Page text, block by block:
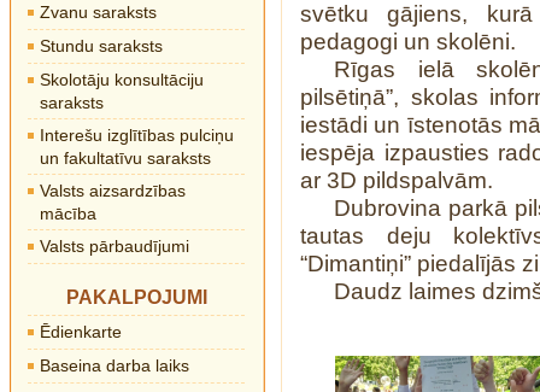
Zvanu saraksts
Stundu saraksts
Skolotāju konsultāciju
saraksts
Interešu izglītības pulciņu
un fakultatīvu saraksts
Valsts aizsardzības
mācība
Valsts pārbaudījumi
PAKALPOJUMI
Ēdienkarte
Baseina darba laiks
svētku gājiens,
pedagogi un skolēni.
Rīgas ielā
pilsētiņā”, skolas
iestādi un īstenotās
iespēja izpausties
ar 3D pildspalvām.
Dubrovina parkā
tautas deju
“Dimantiņi” piedalījās
Daudz laimes